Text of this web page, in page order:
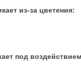
из-за цветения:
под